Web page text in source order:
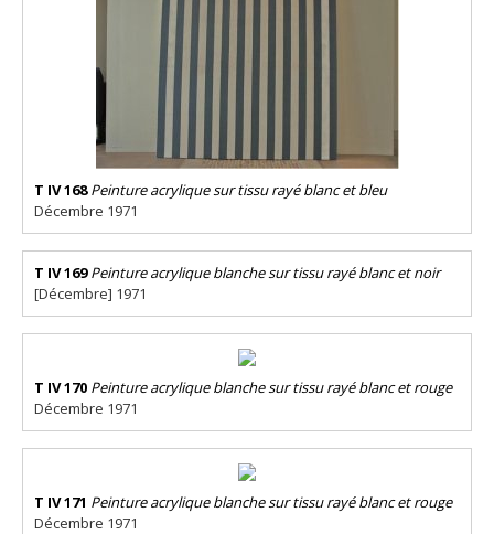
T IV 168 Peinture acrylique sur tissu rayé blanc et bleu
Décembre 1971
T IV 169 Peinture acrylique blanche sur tissu rayé blanc et noir
[Décembre] 1971
T IV 170 Peinture acrylique blanche sur tissu rayé blanc et rouge
Décembre 1971
T IV 171 Peinture acrylique blanche sur tissu rayé blanc et rouge
Décembre 1971